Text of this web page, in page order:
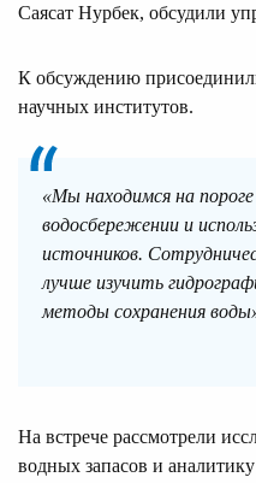
Саясат Нурбек, обсудили
К обсуждению
научных институтов.
«Мы находимся на
водосбережении и
источников.
лучше изучить
методы сохранения
На встрече рассмотрели
водных запасов и